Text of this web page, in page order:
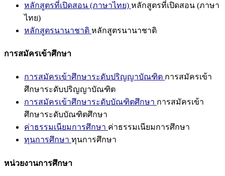
หลักสูตรที่เปิดสอน (ภาษาไทย) หลักสูตรที่เปิดสอน (ภาษา
ไทย)
หลักสูตรนานาชาติ หลักสูตรนานาชาติ
การสมัครเข้าศึกษา
การสมัครเข้าศึกษาระดับปริญญาบัณฑิต การสมัครเข้า
ศึกษาระดับปริญญาบัณฑิต
การสมัครเข้าศึกษาระดับบัณฑิตศึกษา การสมัครเข้า
ศึกษาระดับบัณฑิตศึกษา
ค่าธรรมเนียมการศึกษา ค่าธรรมเนียมการศึกษา
ทุนการศึกษา ทุนการศึกษา
หน่วยงานการศึกษา